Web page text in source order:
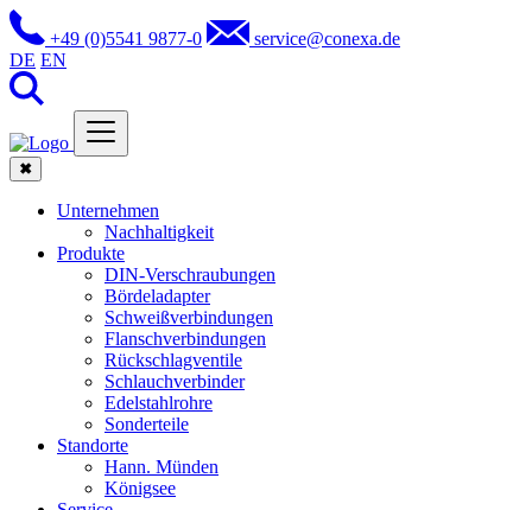
+49 (0)5541 9877-0
service@conexa.de
DE EN
✖
Unternehmen
Nachhaltigkeit
Produkte
DIN-Verschraubungen
Bördeladapter
Schweißverbindungen
Flanschverbindungen
Rückschlagventile
Schlauchverbinder
Edelstahlrohre
Sonderteile
Standorte
Hann. Münden
Königsee